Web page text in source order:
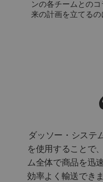
ンの各チームとの
来の計画を立てるの
ダッソー・システ
を使用することで
ム全体で商品を迅
効率よく輸送でき